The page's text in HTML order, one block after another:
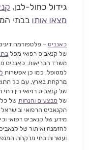
גידול כחול-לבן,
מצאו אותו בבתי
כאנביס – פלטפורמה
של קנאביס רפואי מכל
משרד הבריאות. כאנביס
למטופל, כמו כן אפשרות
מרקחת בארץ, עם כל
של קנאביס רפואי בין בתי
של מבצעים והנחות של כל
הקנאביס הרפואי
מידע של קנאביס רפואי
להזמנה ואיתור של
ועשרות בתי מרקחת